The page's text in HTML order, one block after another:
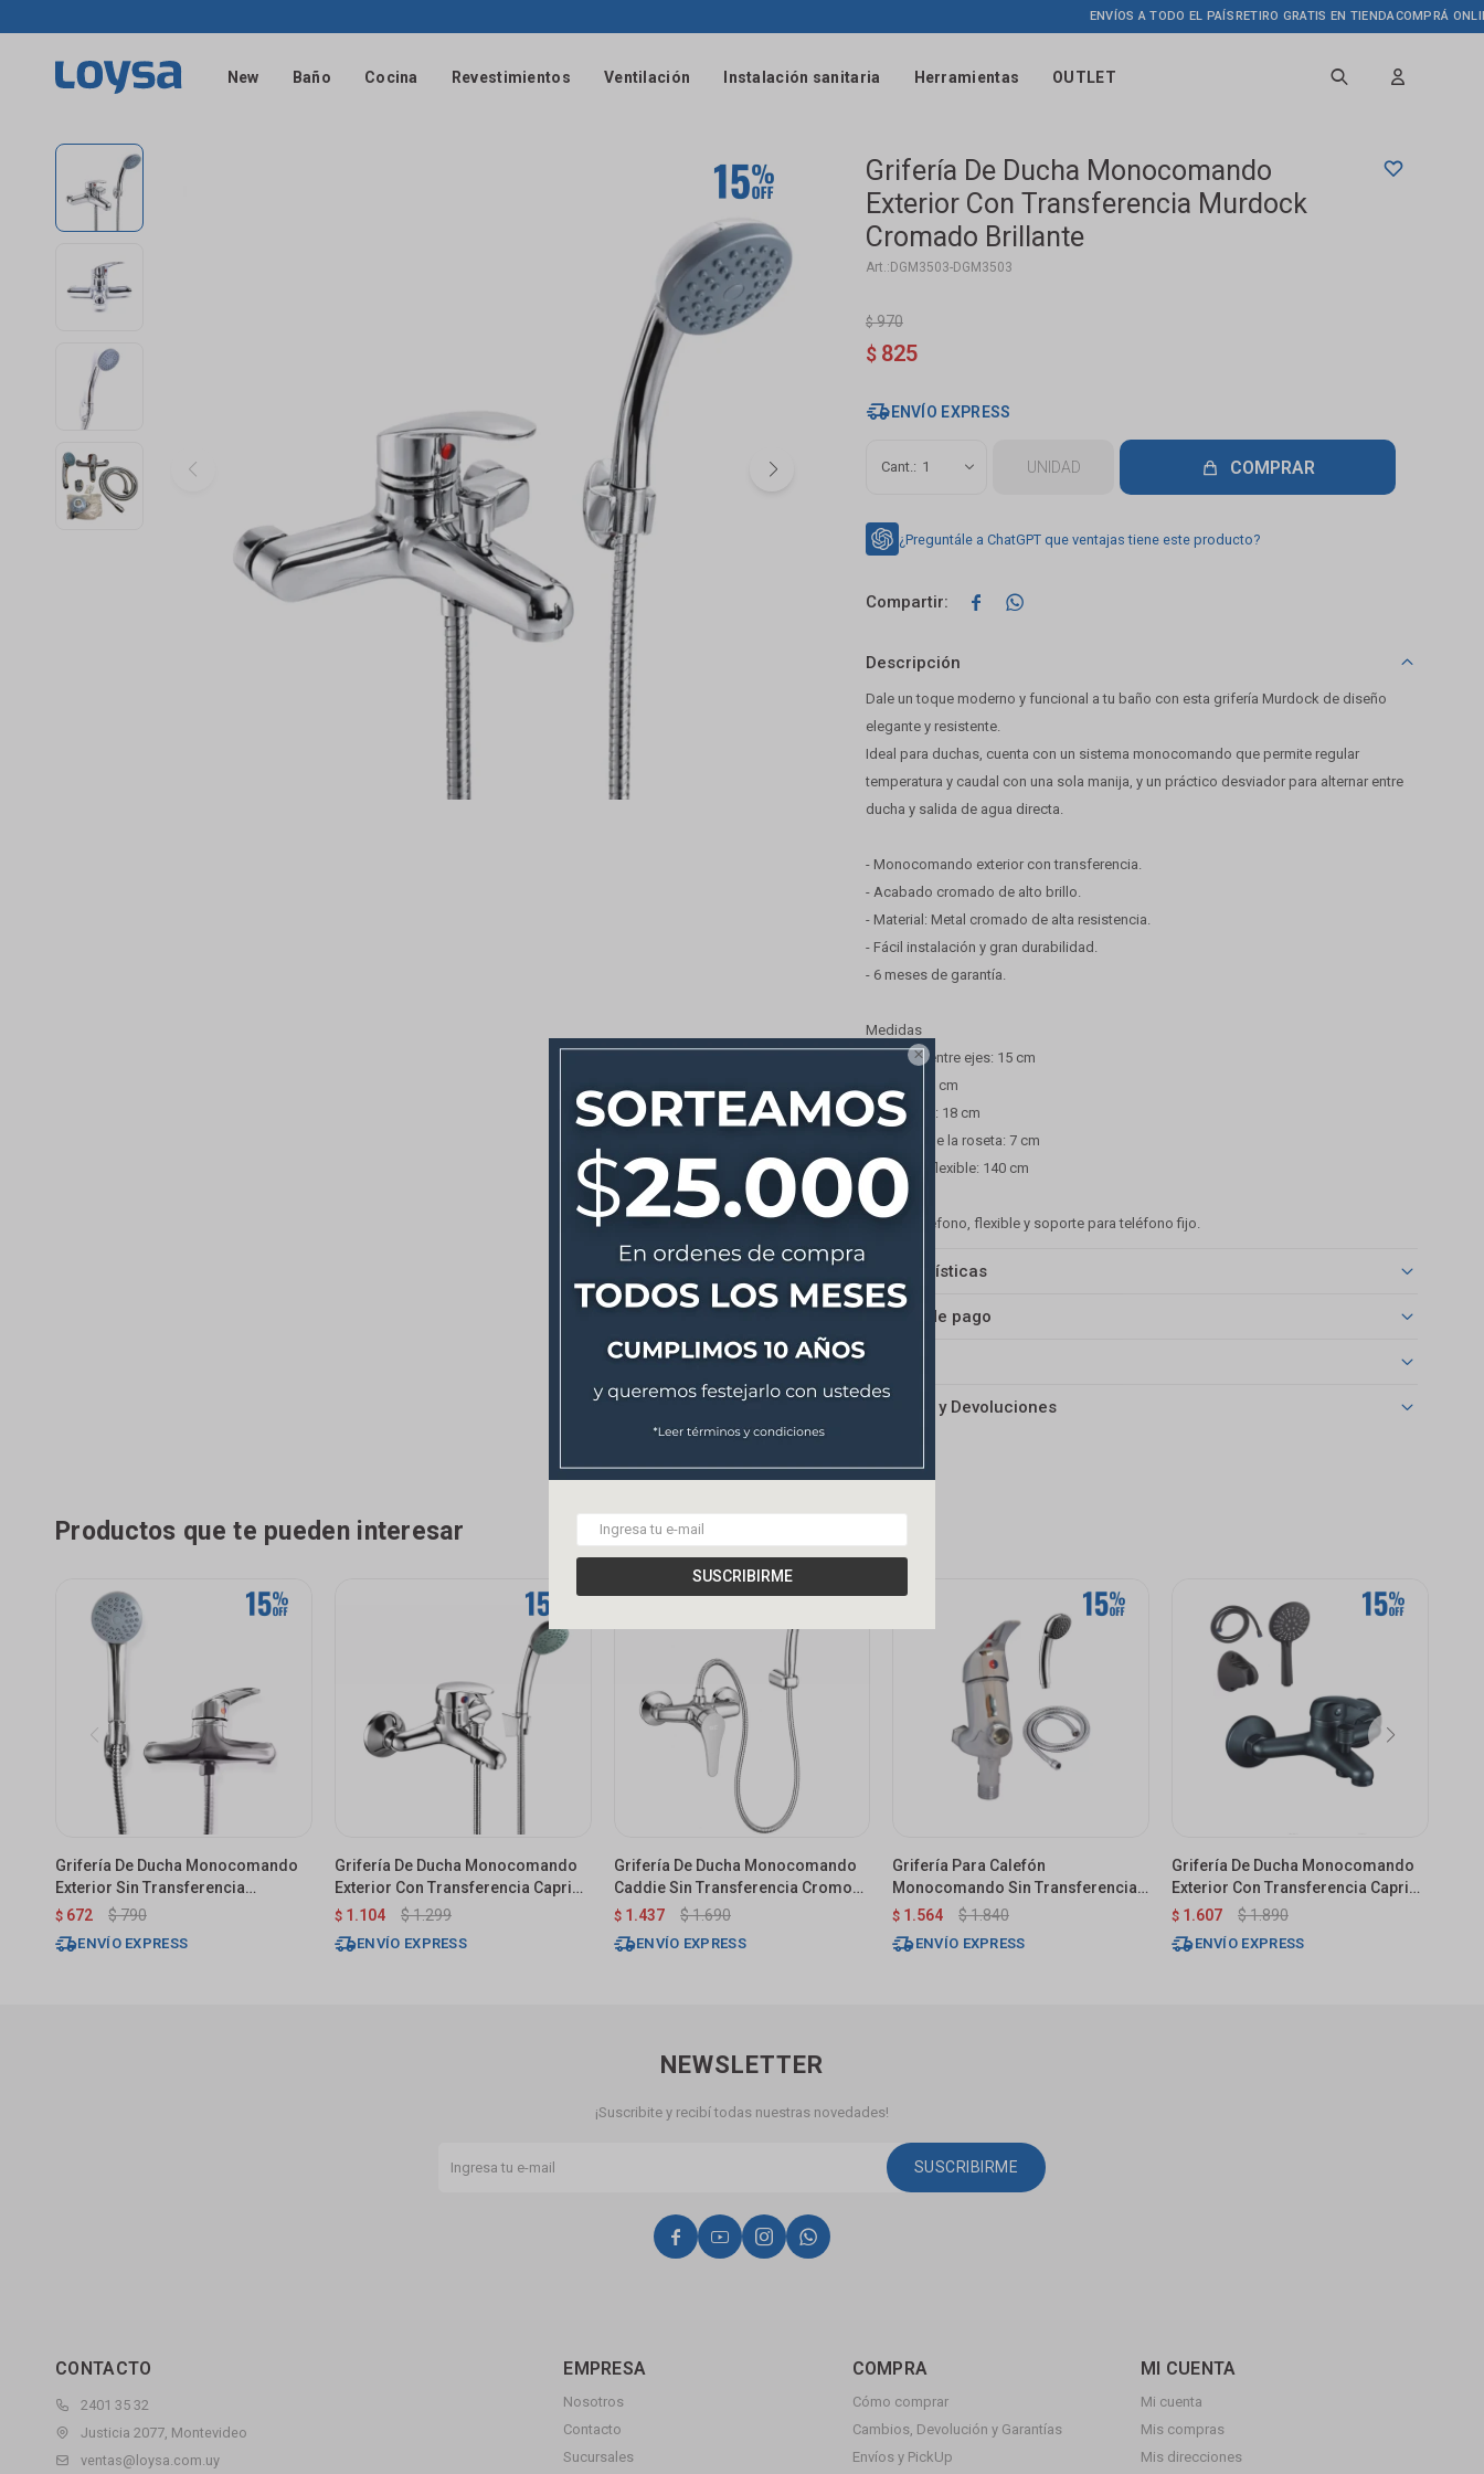

SUSCRIBIRME
New Baño Cocina Revestimientos Ventilación Instalación sanitaria Herramientas OUTLET
ENVÍOS A TODO EL PAÍSRETIRO GRATIS EN TIENDACOMPRÁ ONLINE
Grifería De Ducha Monocomando
Exterior Con Transferencia Murdock
Cromado Brillante
DGM3503-DGM3503
$ 825
$ 970
ENVÍO EXPRESS
1 UNIDAD COMPRAR
¿Preguntále a ChatGPT que ventajas tiene este producto?
 
Descripción
Dale un toque moderno y funcional a tu baño con esta grifería Murdock de diseño
elegante y resistente.
Ideal para duchas, cuenta con un sistema monocomando que permite regular
temperatura y caudal con una sola manija, y un práctico desviador para alternar entre
ducha y salida de agua directa.
- Monocomando exterior con transferencia.
- Acabado cromado de alto brillo.
- Material: Metal cromado de alta resistencia.
- Fácil instalación y gran durabilidad.
- 6 meses de garantía.
Medidas
Distancia entre ejes: 15 cm
Avance: 13 cm
Largo total: 18 cm
Diámetro de la roseta: 7 cm
Largo del flexible: 140 cm
Incluye teléfono, flexible y soporte para teléfono fijo.
Características
Medios de pago
Cambios y Devoluciones
Productos que te pueden interesar
Grifería De Ducha Monocomando
Exterior Sin Transferencia
Murdock Cromado Brillante
$ 672 $790
ENVÍO EXPRESS
Grifería De Ducha Monocomando
Exterior Con Transferencia Capri
Cromado
$ 1.104 $1.299
ENVÍO EXPRESS
Grifería De Ducha Monocomando
Caddie Sin Transferencia Cromo
Brillante
$ 1.437 $1.690
ENVÍO EXPRESS
Grifería Para Calefón
Monocomando Sin Transferencia
Capri Cromado
$ 1.564 $1.840
ENVÍO EXPRESS
Grifería De Ducha Monocomando
Exterior Con Transferencia Capri
Negro Mate
$ 1.607 $1.890
ENVÍO EXPRESS
CONTACTO
2401 35 32
Justicia 2077, Montevideo
ventas@loysa.com.uy
EMPRESA
Nosotros
Contacto
Sucursales
COMPRA
Cómo comprar
Cambios, Devolución y Garantías
Envíos y PickUp
MI CUENTA
Mi cuenta
Mis compras
Mis direcciones
NEWSLETTER
¡Suscribite y recibí todas nuestras novedades!
SUSCRIBIRME
   